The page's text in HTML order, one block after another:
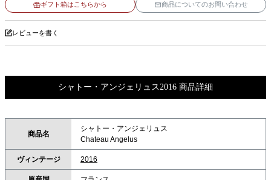
ギフト箱はこちらから 商品についてのお問い合わせ
レビューを書く
シャトー・アンジェリュス2016 商品詳細
商品名
シャトー・アンジェリュス
Chateau Angelus
ヴィンテージ 2016